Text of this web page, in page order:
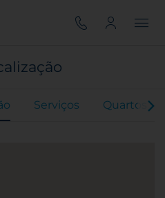
Serviços Quartos